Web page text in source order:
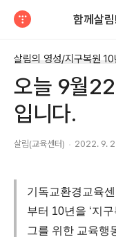
함께살
오늘 9월
입니다.
살림(교육센터) 2022. 9.
기독교환경교육
부터 10년을 ‘지
그를 위한 교육행